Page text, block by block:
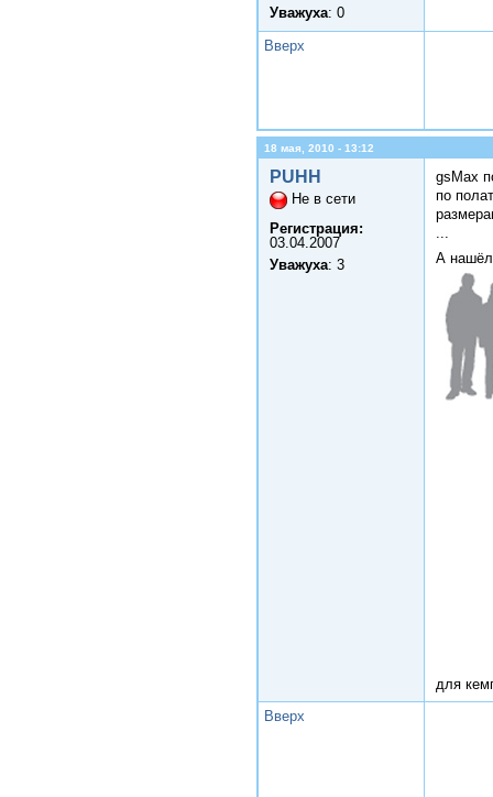
Уважуха: 0
Вверх
18 мая, 2010 - 13:12
PUHH
Не в сети
Регистрация:
03.04.2007
Уважуха: 3
gsMax
по
...
А
для
Вверх